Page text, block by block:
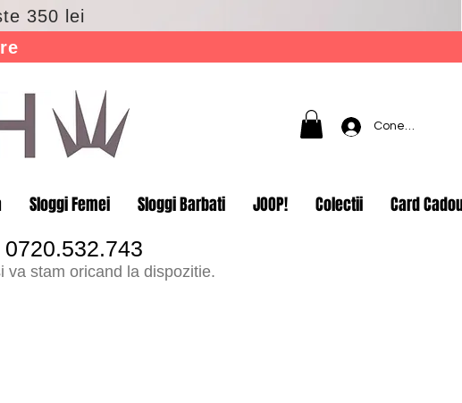
350 lei
Conectează-
Sloggi Femei Sloggi Barbati JOOP! Colectii Card
va stam oricand la dispozitie.